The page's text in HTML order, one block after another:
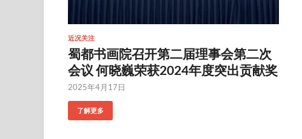
近况关注
蜀都书画院召开第二届理事会第二次
会议 何晓巍荣获2024年度突出贡献奖
2025年4月17日
了解更多